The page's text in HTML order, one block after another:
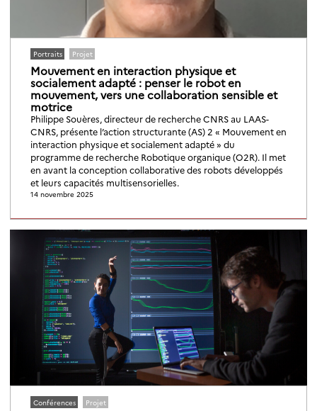
Portraits Projet
Mouvement en interaction physique et
socialement adapté : penser le robot en
mouvement, vers une collaboration sensible et
motrice
Philippe Souères, directeur de recherche CNRS au LAAS-
CNRS, présente l’action structurante (AS) 2 « Mouvement en
interaction physique et socialement adapté » du
programme de recherche Robotique organique (O2R). Il met
en avant la conception collaborative des robots développés
et leurs capacités multisensorielles.
14 novembre 2025
Conférences Projet